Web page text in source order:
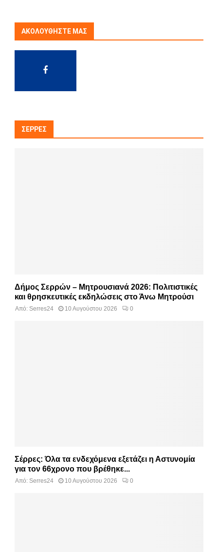
ΑΚΟΛΟΥΘΉΣΤΕ ΜΑΣ
ΣΈΡΡΕΣ
Δήμος Σερρών – Μητρουσιανά 2026: Πολιτιστικές
και θρησκευτικές εκδηλώσεις στο Άνω Μητρούσι
Από: Serres24 10 Αυγούστου 2026 0
Σέρρες: Όλα τα ενδεχόμενα εξετάζει η Αστυνομία
για τον 66χρονο που βρέθηκε...
Από: Serres24 10 Αυγούστου 2026 0